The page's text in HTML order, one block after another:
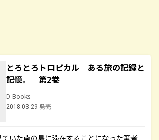
とろとろトロピカル ある旅の記録と
記憶。 第2巻
D-Books
2018.03.29 発売
いた南の島に滞在することになった筆者